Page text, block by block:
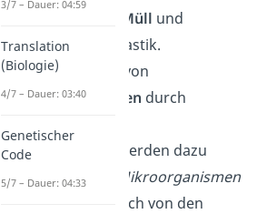
Müll und
insbesondere Plastik.
DieEntfernung
von
Verunreinigungen durch
InKläranlagen
werden dazu
beispielsweise
Mikroorganismen
eingesetzt, die sich von den
3/7 – Dauer: 04:59
Translation
(Biologie)
4/7 – Dauer: 03:40
Genetischer
Code
5/7 – Dauer: 04:33